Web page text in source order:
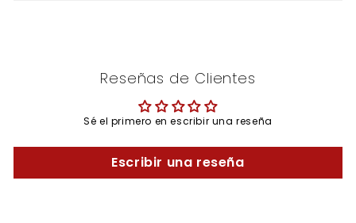
Reseñas de Clientes
Sé el primero en escribir una reseña
Escribir una reseña